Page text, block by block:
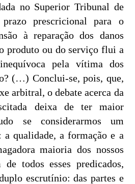
no Superior Tribunal de
prescricional para o
à reparação dos danos
produto ou do serviço flui a
pela vítima dos
(…) Conclui-se, pois, que,
arbitral, o debate acerca da
deixa de ter maior
se considerarmos um
a qualidade, a formação e a
maioria dos nossos
todos esses predicados,
escrutínio: das partes e